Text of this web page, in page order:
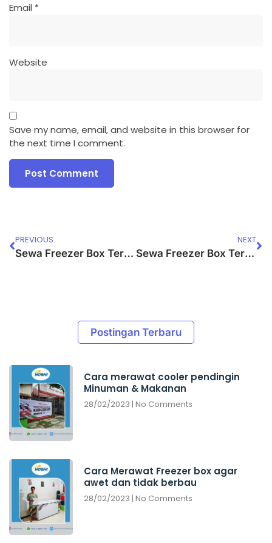
Email *
Website
Save my name, email, and website in this browser for
the next time I comment.
PREVIOUS
Sewa Freezer Box Terdekat Kota Bogor
NEXT
Sewa Freezer Box Terdekat Tebet
Postingan Terbaru
Cara merawat cooler pendingin
Minuman & Makanan
28/02/2023 No Comments
Cara Merawat Freezer box agar
awet dan tidak berbau
28/02/2023 No Comments